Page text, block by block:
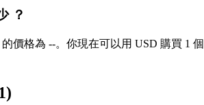
？
價格為 --。你現在可以用 USD 購買 1